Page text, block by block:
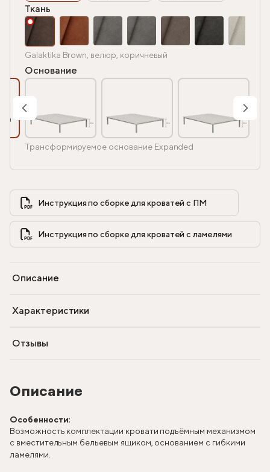
Описание
Особенности:
Возможность комплектации кровати подъёмным механизмом
с вместительным бельевым ящиком, основанием с гибкими
ламелями.
Ткань
Galaktika Brown, велюр, коричневый
Основание
Трансформируемое основание Expanded
Инструкция по сборке для кроватей с ПМ
Описание
Характеристики
Отзывы